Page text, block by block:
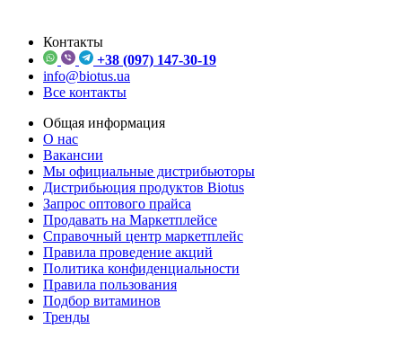
Контакты
+38 (097) 147-30-19
info@biotus.ua
Все контакты
Общая информация
О нас
Вакансии
Мы официальные дистрибьюторы
Дистрибьюция продуктов Biotus
Запрос оптового прайса
Продавать на Маркетплейсе
Справочный центр маркетплейс
Правила проведение акций
Политика конфиденциальности
Правила пользования
Подбор витаминов
Тренды